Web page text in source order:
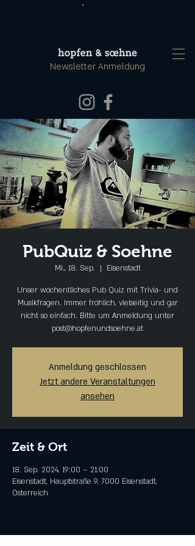
Newsletter Anmeldung
PubQuiz & Soehne
Mi., 18. Sep.
  |
Eisenstadt
Unser wöchentliches Pub Quiz mit Trivia- und
Musikfragen. Immer fröhlich, vielseitig und gar
nicht so einfach. Bitte um Anmeldung unter
post@hopfenundsoehne.at
Anmeldung geschlossen
Jetzt andere Veranstaltungen
ansehen
Zeit & Ort
18. Sep. 2024, 19:00 – 21:00
Eisenstadt, Hauptstraße 9, 7000 Eisenstadt,
Österreich